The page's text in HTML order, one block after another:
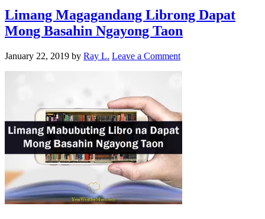
Limang Magagandang Librong Dapat
Mong Basahin Ngayong Taon
January 22, 2019 by Ray L. Leave a Comment